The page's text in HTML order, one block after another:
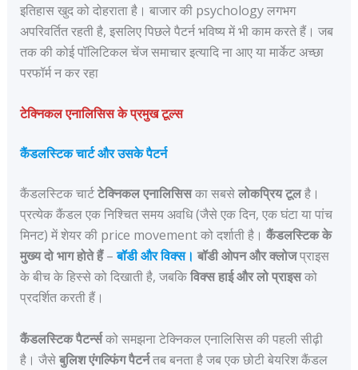
इतिहास खुद को दोहराता है। बाजार की psychology लगभग
अपरिवर्तित रहती है, इसलिए पिछले पैटर्न भविष्य में भी काम करते हैं। जब
तक की कोई पॉलिटिकल चेंज समाचार इत्यादि ना आए या मार्केट अच्छा
परफॉर्म न कर रहा
टेक्निकल एनालिसिस के प्रमुख टूल्स
कैंडलस्टिक चार्ट और उसके पैटर्न
कैंडलस्टिक चार्टटेक्निकल एनालिसिसका सबसेलोकप्रिय टूलहै।
प्रत्येक कैंडल एक निश्चित समय अवधि (जैसे एक दिन, एक घंटा या पांच
मिनट) में शेयर की price movement को दर्शाती है। कैंडलस्टिक के
मुख्य दो भाग होते हैं–बॉडी और विक्स। बॉडी ओपन और क्लोजप्राइस
के बीच के हिस्से को दिखाती है, जबकिविक्स हाई और लो प्राइसको
प्रदर्शित करती हैं।
कैंडलस्टिक पैटर्न्सको समझना टेक्निकल एनालिसिस की पहली सीढ़ी
है। जैसेबुलिश एंगल्फिंग पैटर्नतब बनता है जब एक छोटी बेयरिश कैंडल